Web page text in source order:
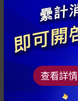
Previous
查看詳情